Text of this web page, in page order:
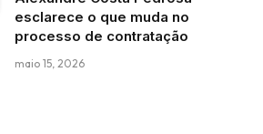
esclarece o que muda no
processo de contratação
maio 15, 2026